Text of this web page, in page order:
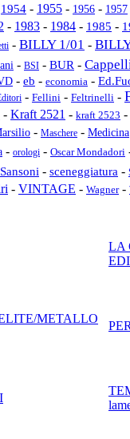
1954 - 1955 - 1956 - 1957
- 1983 - 1984 - 1985 -
- BILLY 1/01 -
- BSI - BUR - Cappelli
- eb - economia -
- Fellini - Feltrinelli -
- Kraft 2521 - kraft 2523 -
- Maschere - Medicina
- orologi - Oscar Mondadori
Sansoni - sceneggiatura -
- VINTAGE - Wagner-
LA
METALLO